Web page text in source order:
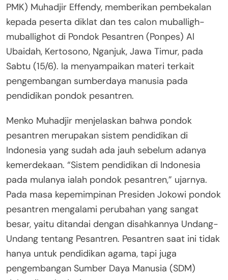
PMK) Muhadjir Effendy, memberikan pembekalan
kepada peserta diklat dan tes calon muballigh-
muballighot di Pondok Pesantren (Ponpes) Al
Ubaidah, Kertosono, Nganjuk, Jawa Timur, pada
Sabtu (15/6). Ia menyampaikan materi terkait
pengembangan sumberdaya manusia pada
pendidikan pondok pesantren.
Menko Muhadjir menjelaskan bahwa pondok
pesantren merupakan sistem pendidikan di
Indonesia yang sudah ada jauh sebelum adanya
kemerdekaan. “Sistem pendidikan di Indonesia
pada mulanya ialah pondok pesantren,” ujarnya.
Pada masa kepemimpinan Presiden Jokowi pondok
pesantren mengalami perubahan yang sangat
besar, yaitu ditandai dengan disahkannya Undang-
Undang tentang Pesantren. Pesantren saat ini tidak
hanya untuk pendidikan agama, tapi juga
pengembangan Sumber Daya Manusia (SDM)